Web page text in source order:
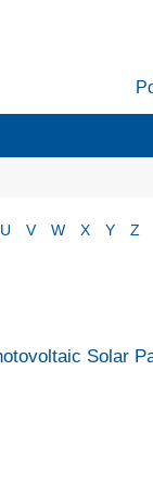
U V W X Y Z
Solar